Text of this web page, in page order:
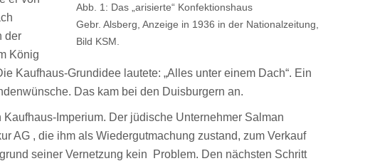
Abb. 1: Das „arisierte“ Konfektionshaus
Gebr. Alsberg, Anzeige in 1936 in der Nationalzeitung,
Bild KSM.
der
König
Kaufhaus-Grundidee lautete: „Alles unter einem Dach“. Ein
Das kam bei den Duisburgern an.
Imperium. Der jüdische Unternehmer Salman
AG , die ihm als Wiedergutmachung zustand, zum Verkauf
seiner Vernetzung kein Problem. Den nächsten Schritt